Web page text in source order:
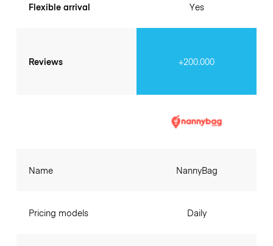
Flexible arrival
Reviews
Yes
+200.000
Name
Pricing models
NannyBag
Daily